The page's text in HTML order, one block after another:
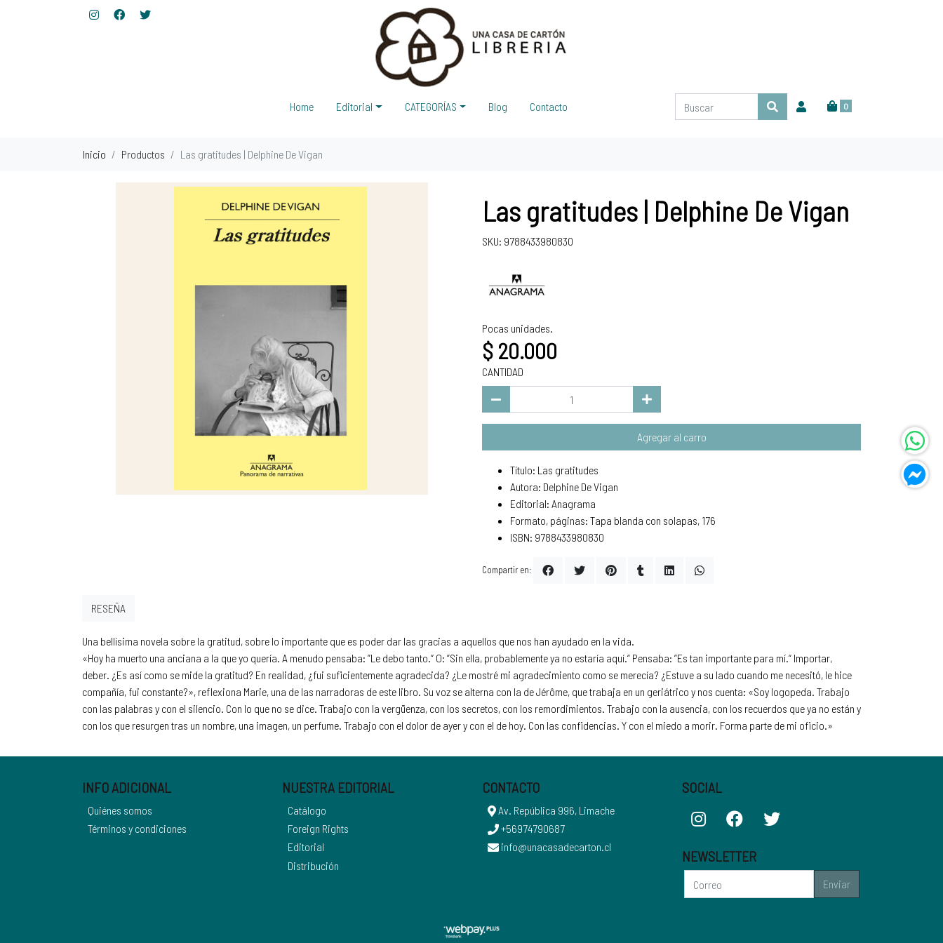
0
Home Editorial CATEGORÍAS Blog Contacto
Inicio Productos Las gratitudes | Delphine De Vigan
Las gratitudes | Delphine De Vigan
SKU: 9788433980830
Pocas unidades.
$ 20.000
CANTIDAD
Agregar al carro
Título: Las gratitudes
Autora: Delphine De Vigan
Editorial: Anagrama
Formato, páginas: Tapa blanda con solapas, 176
ISBN: 9788433980830
Compartir en:
Una bellísima novela sobre la gratitud, sobre lo importante que es poder dar las gracias a aquellos que nos han ayudado en la vida.
«Hoy ha muerto una anciana a la que yo quería. A menudo pensaba: ”Le debo tanto.“ O: ”Sin ella, probablemente ya no estaría aquí.“ Pensaba: ”Es tan importante para mí.“ Importar,
deber. ¿Es así como se mide la gratitud? En realidad, ¿fui suficientemente agradecida? ¿Le mostré mi agradecimiento como se merecía? ¿Estuve a su lado cuando me necesitó, le hice
compañía, fui constante?», reflexiona Marie, una de las narradoras de este libro. Su voz se alterna con la de Jérôme, que trabaja en un geriátrico y nos cuenta: «Soy logopeda. Trabajo
con las palabras y con el silencio. Con lo que no se dice. Trabajo con la vergüenza, con los secretos, con los remordimientos. Trabajo con la ausencia, con los recuerdos que ya no están y
con los que resurgen tras un nombre, una imagen, un perfume. Trabajo con el dolor de ayer y con el de hoy. Con las confidencias. Y con el miedo a morir. Forma parte de mi oficio.»
RESEÑA
INFO ADICIONAL
Quiénes somos
Términos y condiciones
NUESTRA EDITORIAL
Catálogo
Foreign Rights
Editorial
Distribución
CONTACTO
Av. República 996, Limache
+56974790687
info@unacasadecarton.cl
SOCIAL
NEWSLETTER
Enviar